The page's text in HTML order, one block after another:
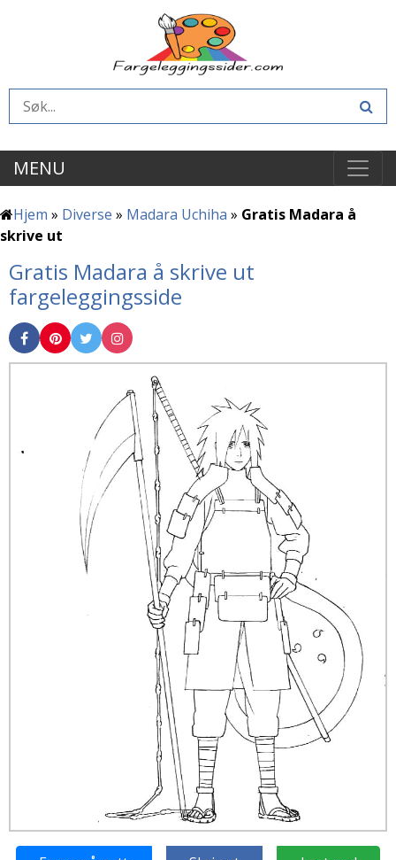
MENU
Hjem » Diverse » Madara Uchiha » Gratis Madara å
skrive ut
Gratis Madara å skrive ut
fargeleggingsside